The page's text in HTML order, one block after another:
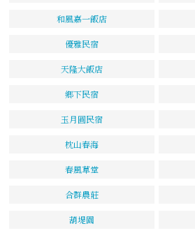
和風嘉一飯店
優雅民宿
天隆大飯店
鄉下民宿
玉月圓民宿
枕山春海
春風草堂
合群農莊
葫堤園